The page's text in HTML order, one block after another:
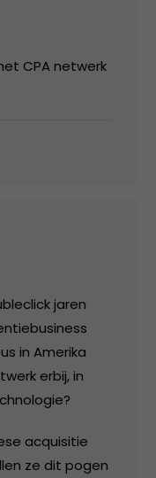
CPA netwerk
jaren
in Amerika
erbij, in
acquisitie
ze dit pogen